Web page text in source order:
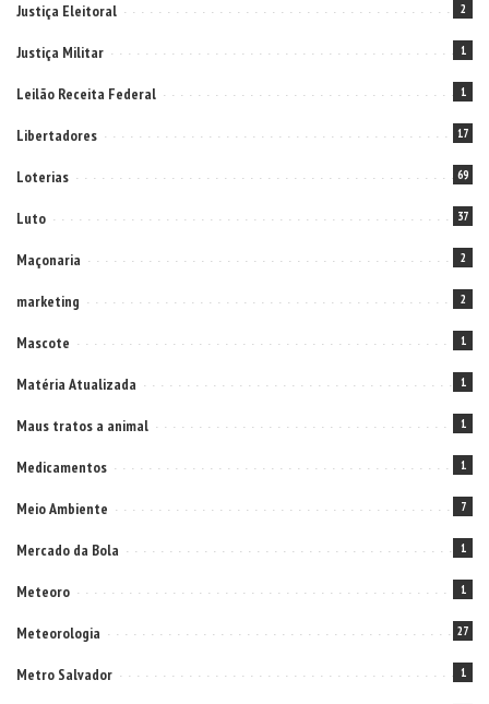
Justiça Eleitoral 2
Justiça Militar 1
Leilão Receita Federal 1
Libertadores 17
Loterias 69
Luto 37
Maçonaria 2
marketing 2
Mascote 1
Matéria Atualizada 1
Maus tratos a animal 1
Medicamentos 1
Meio Ambiente 7
Mercado da Bola 1
Meteoro 1
Meteorologia 27
Metro Salvador 1